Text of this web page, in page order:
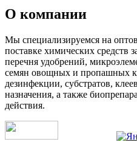
О компании
Мы специализируемся на
поставке химических средств
перечня удобрений,
семян овощных и пропашных
дезинфекции, субстратов,
назначения, а также
действия.